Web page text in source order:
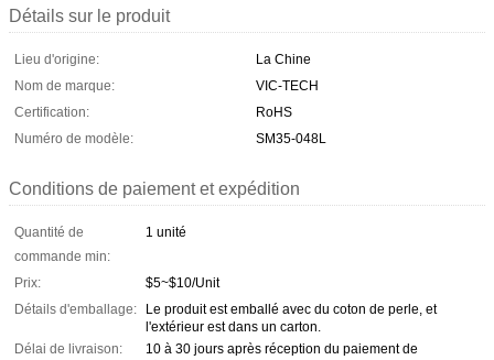
Détails sur le produit
Lieu d'origine:
La Chine
Nom de marque:
VIC-TECH
Certification:
RoHS
Numéro de modèle:
SM35-048L
Conditions de paiement et expédition
Quantité de
commande min:
1 unité
Prix:
$5~$10/Unit
Détails d'emballage:
Le produit est emballé avec du coton de perle, et
l'extérieur est dans un carton.
Délai de livraison:
10 à 30 jours après réception du paiement de